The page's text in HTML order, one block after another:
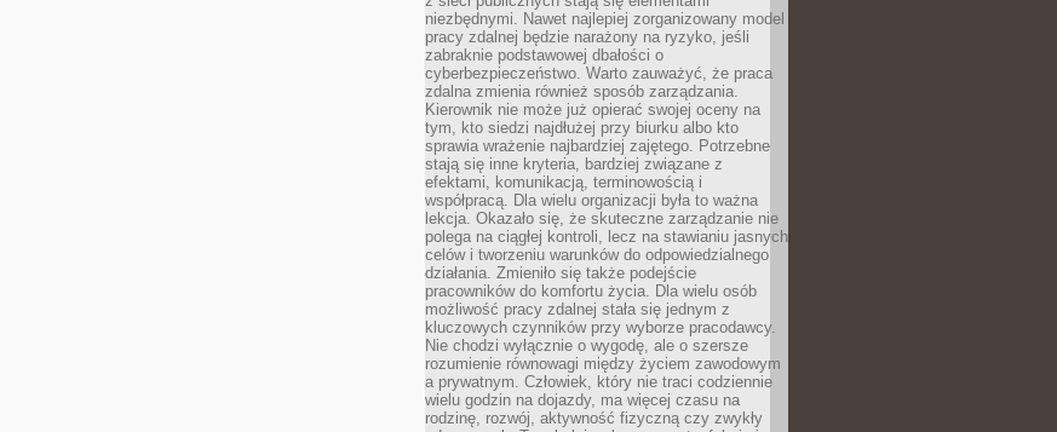
niezbędnymi. Nawet najlepiej zorganizowany model
pracy zdalnej będzie narażony na ryzyko, jeśli
zabraknie podstawowej dbałości o
cyberbezpieczeństwo. Warto zauważyć, że praca
zdalna zmienia również sposób zarządzania.
Kierownik nie może już opierać swojej oceny na
tym, kto siedzi najdłużej przy biurku albo kto
sprawia wrażenie najbardziej zajętego. Potrzebne
stają się inne kryteria, bardziej związane z
efektami, komunikacją, terminowością i
współpracą. Dla wielu organizacji była to ważna
lekcja. Okazało się, że skuteczne zarządzanie nie
polega na ciągłej kontroli, lecz na stawianiu jasnych
celów i tworzeniu warunków do odpowiedzialnego
działania. Zmieniło się także podejście
pracowników do komfortu życia. Dla wielu osób
możliwość pracy zdalnej stała się jednym z
kluczowych czynników przy wyborze pracodawcy.
Nie chodzi wyłącznie o wygodę, ale o szersze
rozumienie równowagi między życiem zawodowym
a prywatnym. Człowiek, który nie traci codziennie
wielu godzin na dojazdy, ma więcej czasu na
rodzinę, rozwój, aktywność fizyczną czy zwykły